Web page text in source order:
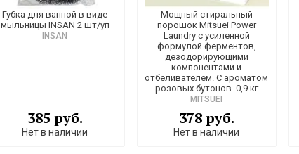
Губка для ванной в виде
мыльницы INSAN 2 шт/уп
INSAN
385 руб.
Нет в наличии
Мощный стиральный
порошок Mitsuei Power
Laundry с усиленной
формулой ферментов,
дезодорирующими
компонентами и
отбеливателем. С ароматом
розовых бутонов. 0,9 кг
MITSUEI
378 руб.
Нет в наличии